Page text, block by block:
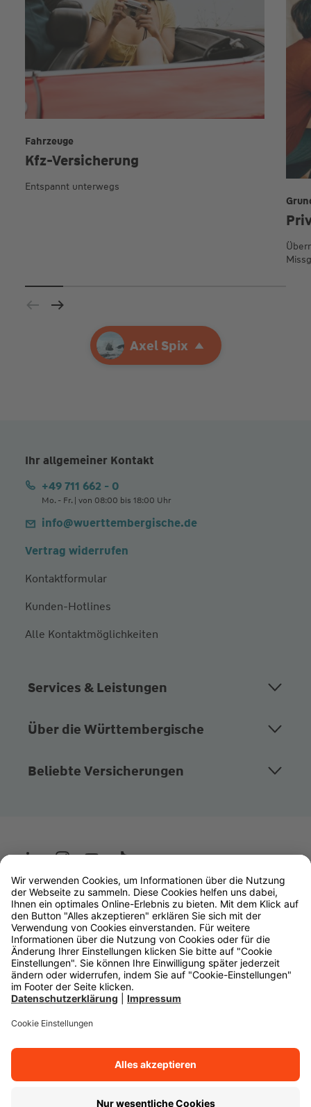
Ihre AgenturAxel Spix
Axel Spix
Kfz-Versicherung
Fahrzeuge
Entspannt unterwegs
Ihr allgemeiner Kontakt
+49 711 662 - 0
Mo. - Fr. | von 08:00 bis 18:00 Uhr
info@wuerttembergische.de
Vertrag widerrufen
Kontaktformular
Kunden-Hotlines
Alle Kontaktmöglichkeiten
Services & Leistungen
Über die Württembergische
Beliebte Versicherungen
Wüstenrot
W&W Gruppe
OLB Bank
Makler
Impressum
Datenschutz
Rechtliche Hinweise
Cookie-Einstellungen
Zurück zum Anfang